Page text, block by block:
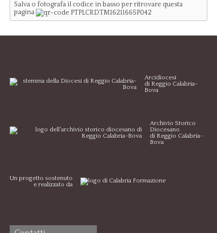
Salva o fotografa il codice in basso per ritrovare questa
pagina
Arcidiocesi
di Reggio Calabria-
Bova
Archivio Storico
Diocesano
di Reggio Calabria-
Bova
Un progetto sostenuto
e realizzato da